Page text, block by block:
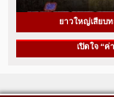
ยาวใหญ่เสียบ
เปิดใจ “